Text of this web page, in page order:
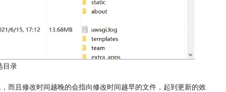
目录
而且修改时间越晚的会指向修改时间越早的文件，起到更新的效